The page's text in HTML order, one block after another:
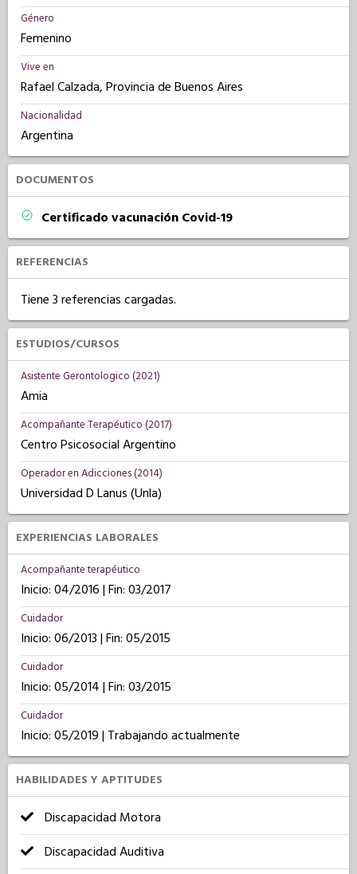
Género
Femenino
Vive en
Rafael Calzada, Provincia de Buenos Aires
Nacionalidad
Argentina
DOCUMENTOS
Certificado vacunación Covid-19
REFERENCIAS
Tiene 3 referencias cargadas.
ESTUDIOS/CURSOS
Asistente Gerontologico (2021)
Amia
Acompañante Terapéutico (2017)
Centro Psicosocial Argentino
Operador en Adicciones (2014)
Universidad D Lanus (Unla)
EXPERIENCIAS LABORALES
Acompañante terapéutico
Inicio: 04/2016 | Fin: 03/2017
Cuidador
Inicio: 06/2013 | Fin: 05/2015
Cuidador
Inicio: 05/2014 | Fin: 03/2015
Cuidador
Inicio: 05/2019 | Trabajando actualmente
HABILIDADES Y APTITUDES
Discapacidad Motora
Discapacidad Auditiva